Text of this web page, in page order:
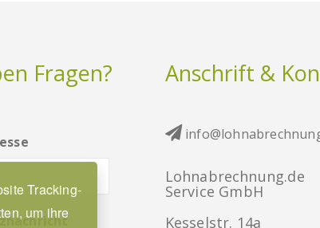
Fragen? Anschrift &
Lohnabrechnung.de
Service GmbH
Kesselstr. 14a
Tracking-
um ihre